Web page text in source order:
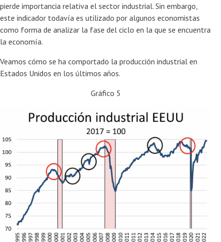
pierde importancia relativa el sector industrial. Sin embargo,
este indicador todavía es utilizado por algunos economistas
como forma de analizar la fase del ciclo en la que se encuentra
la economía.
Veamos cómo se ha comportado la producción industrial en
Estados Unidos en los últimos años.
Gráfico 5